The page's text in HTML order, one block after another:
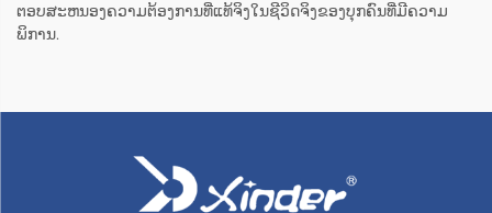
ຕອບສະຫນອງຄວາມຕ້ອງການທີ່ແທ້ຈິງໃນຊີວິດຈິງຂອງບຸກຄົນທີ່ມີຄວາມ
ພິການ.